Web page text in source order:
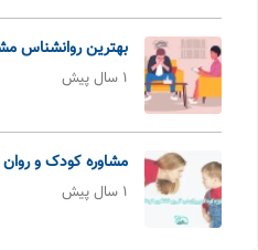
بهترین روانشناس
1 سال پیش
مشاوره کودک و
1 سال پیش